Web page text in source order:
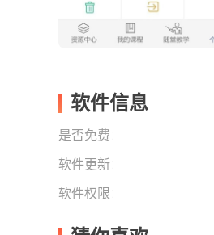
软件信息
是否免费：
软件更新：
软件权限：